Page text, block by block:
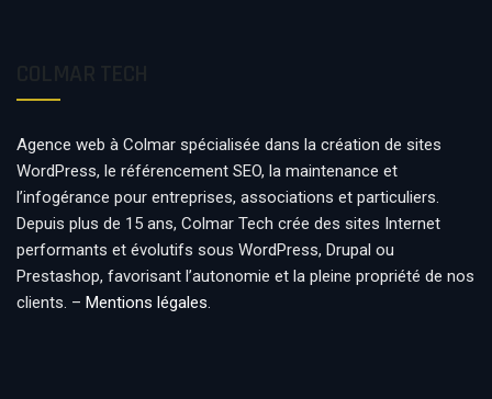
Agence web à Colmar spécialisée dans la création de sites
WordPress, le référencement SEO, la maintenance et
l’infogérance pour entreprises, associations et particuliers.
Depuis plus de 15 ans, Colmar Tech crée des sites Internet
performants et évolutifs sous WordPress, Drupal ou
Prestashop, favorisant l’autonomie et la pleine propriété de nos
clients. – Mentions légales.